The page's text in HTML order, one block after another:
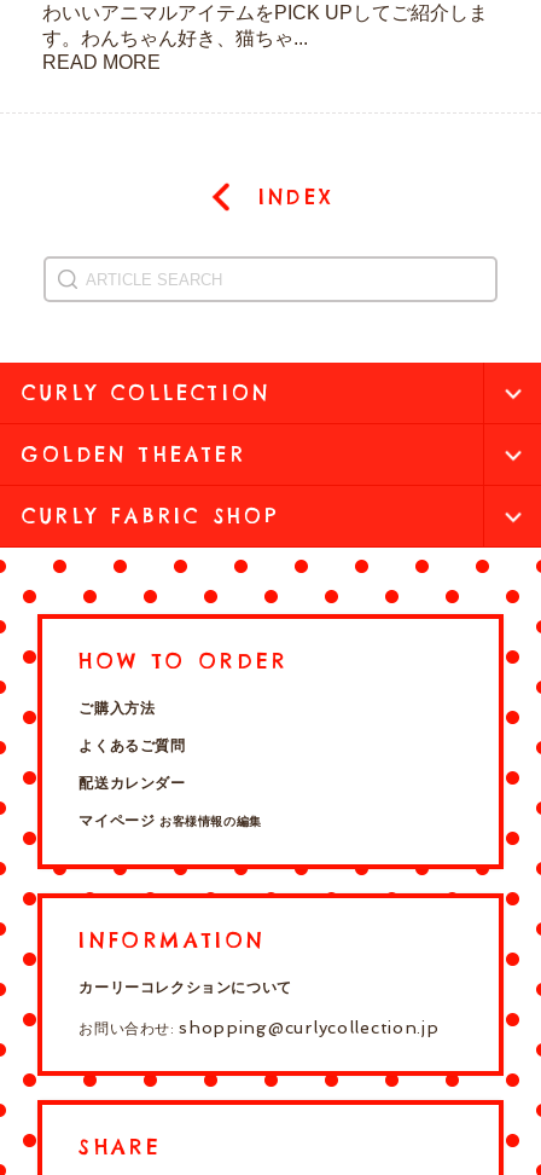
わいいアニマルアイテムをPICK UPしてご紹介しま
す。わんちゃん好き、猫ちゃ...
READ MORE
INDEX
CURLY COLLECTION
GOLDEN THEATER
CURLY FABRIC SHOP
HOW TO ORDER
ご購入方法
よくあるご質問
配送カレンダー
マイページ お客様情報の編集
INFORMATION
カーリーコレクションについて
お問い合わせ:shopping@curlycollection.jp
SHARE